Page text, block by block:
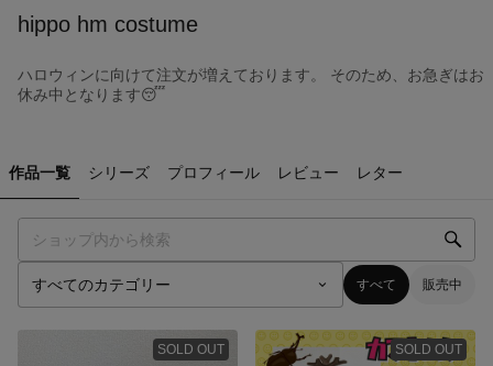
hippo hm costume
ハロウィンに向けて注文が増えております。 そのため、お急ぎはお
休み中となります😴
作品一覧 シリーズ プロフィール レビュー レター
すべて 販売中
SOLD OUT SOLD OUT